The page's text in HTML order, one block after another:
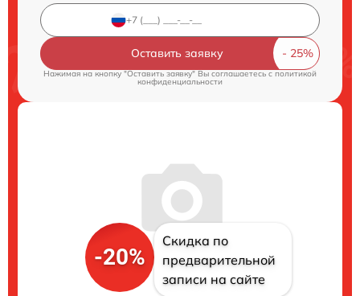
Оставить заявку
Нажимая на кнопку "Оставить заявку" Вы соглашаетесь cполитикой
конфиденциальности
-20%
Скидка по
предварительной
записи на сайте